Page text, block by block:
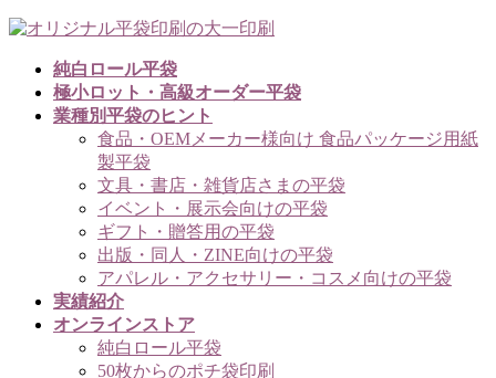
コ
ナ
純白ロール平袋
極小ロット・高級オーダー平袋
業種別平袋のヒント
食品・OEMメーカー様向け 食品パッケージ用紙
製平袋
文具・書店・雑貨店さまの平袋
イベント・展示会向けの平袋
ギフト・贈答用の平袋
出版・同人・ZINE向けの平袋
アパレル・アクセサリー・コスメ向けの平袋
実績紹介
オンラインストア
純白ロール平袋
50枚からのポチ袋印刷